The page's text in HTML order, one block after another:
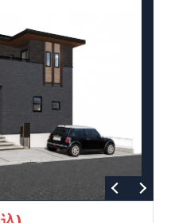
れ違える奥行のあるキッチン
でお手入れ楽々◎
に♪
紹介
回の無料点検と、最長60年
だと考え、アフターサービ